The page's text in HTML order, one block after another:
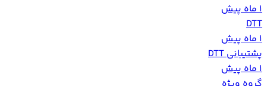
1 ماه پیش
DTT
1 ماه پیش
پشتیبانی DTT
1 ماه پیش